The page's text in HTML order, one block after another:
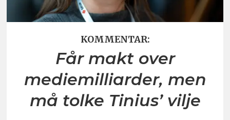
KOMMENTAR:
Får makt over
mediemilliarder, men
må tolke Tinius’ vilje